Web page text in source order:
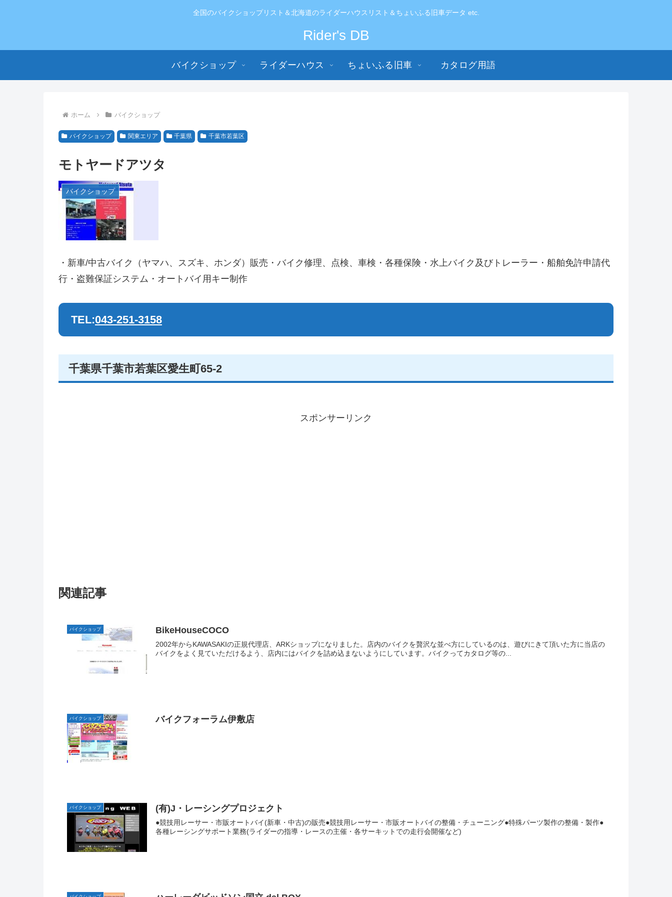
全国のバイクショップリスト＆北海道のライダーハウスリスト＆ちょいふる旧車データ etc.
Rider's DB
バイクショップ ライダーハウス ちょいふる旧車 カタログ用語
ホーム バイクショップ
バイクショップ 関東エリア 千葉県 千葉市若葉区
モトヤードアツタ
バイクショップ
・新車/中古バイク（ヤマハ、スズキ、ホンダ）販売・バイク修理、点検、車検・各種保険・水上バイク及びトレーラー・船舶免許申請代
行・盗難保証システム・オートバイ用キー制作
TEL:043-251-3158
千葉県千葉市若葉区愛生町65-2
スポンサーリンク
関連記事
バイクショップ BikeHouseCOCO
2002年からKAWASAKIの正規代理店、ARKショップになりました。店内のバイクを贅沢な並べ方にしているのは、遊びにきて頂いた方に当店の
バイクをよく見ていただけるよう、店内にはバイクを詰め込まないようにしています。バイクってカタログ等の...
バイクショップ バイクフォーラム伊敷店
バイクショップ (有)J・レーシングプロジェクト
●競技用レーサー・市販オートバイ(新車・中古)の販売●競技用レーサー・市販オートバイの整備・チューニング●特殊パーツ製作の整備・製作●
各種レーシングサポート業務(ライダーの指導・レースの主催・各サーキットでの走行会開催など)